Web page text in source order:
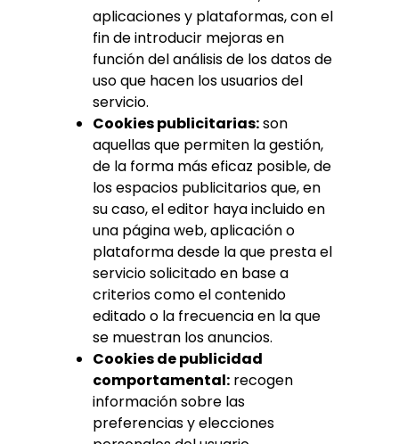
aplicaciones y plataformas, con el
fin de introducir mejoras en
función del análisis de los datos de
uso que hacen los usuarios del
servicio.
Cookies publicitarias:son
aquellas que permiten la gestión,
de la forma más eficaz posible, de
los espacios publicitarios que, en
su caso, el editor haya incluido en
una página web, aplicación o
plataforma desde la que presta el
servicio solicitado en base a
criterios como el contenido
editado o la frecuencia en la que
se muestran los anuncios.
Cookies de publicidad
comportamental:recogen
información sobre las
preferencias y elecciones